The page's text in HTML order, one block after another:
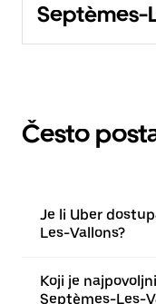
Septèmes-
Često
Je li Uber
Les-Vallons?
Koji je
Septèmes-Les-